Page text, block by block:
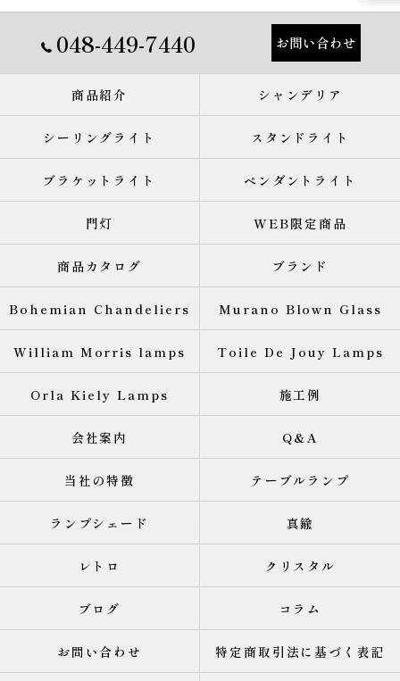
048-449-7440 お問い合わせ
商品紹介 シャンデリア
シーリングライト スタンドライト
ブラケットライト ペンダントライト
門灯 WEB限定商品
商品カタログ ブランド
Bohemian Chandeliers Murano Blown Glass
William Morris lamps Toile De Jouy Lamps
Orla Kiely Lamps 施工例
会社案内 Q&A
当社の特徴 テーブルランプ
ランプシェード 真鍮
レトロ クリスタル
ブログ コラム
お問い合わせ 特定商取引法に基づく表記